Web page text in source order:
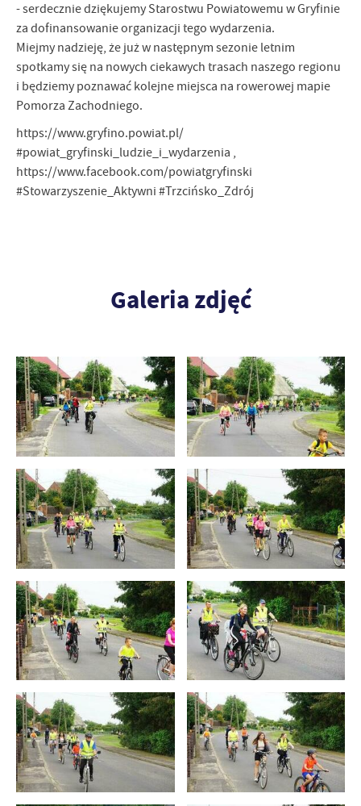
- serdecznie dziękujemy Starostwu Powiatowemu w Gryfinie
za dofinansowanie organizacji tego wydarzenia.
Miejmy nadzieję, że już w następnym sezonie letnim
spotkamy się na nowych ciekawych trasach naszego regionu
i będziemy poznawać kolejne miejsca na rowerowej mapie
Pomorza Zachodniego.
https://www.gryfino.powiat.pl/
#powiat_gryfinski_ludzie_i_wydarzenia ,
https://www.facebook.com/powiatgryfinski
#Stowarzyszenie_Aktywni #Trzcińsko_Zdrój
Galeria zdjęć